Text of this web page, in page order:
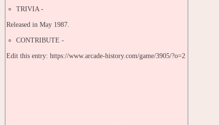
TRIVIA -
Released in May 1987.
CONTRIBUTE -
Edit this entry: https://www.arcade-history.com/game/3905/?o=2